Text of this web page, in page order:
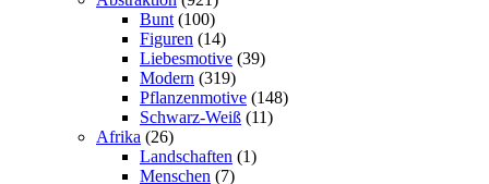
Bunt (100)
Figuren (14)
Liebesmotive (39)
Modern (319)
Pflanzenmotive (148)
Schwarz-Weiß (11)
Afrika (26)
Landschaften (1)
Menschen (7)